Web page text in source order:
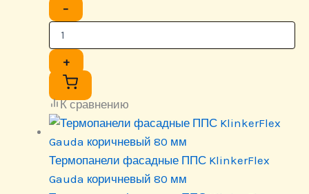
−
+
К сравнению
Термопанели фасадные ППС KlinkerFlex
Gauda коричневый 80 мм